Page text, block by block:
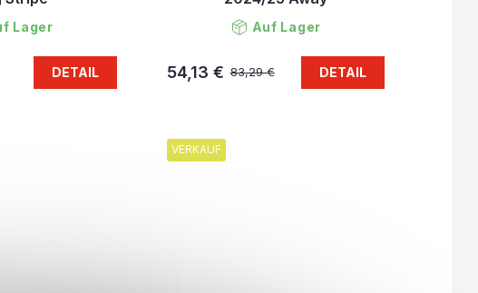
Lager
DETAIL
Auf Lager
83,29 €
54,13 € DETAIL
VERKAUF